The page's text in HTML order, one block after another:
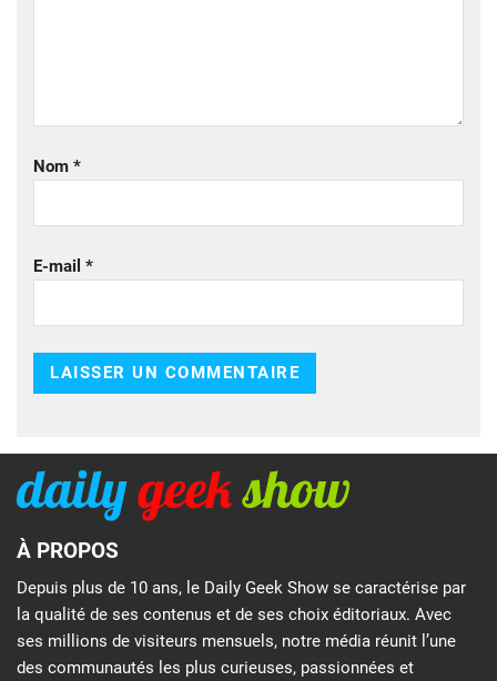
Nom *
E-mail *
À PROPOS
Depuis plus de 10 ans, le Daily Geek Show se caractérise par
la qualité de ses contenus et de ses choix éditoriaux. Avec
ses millions de visiteurs mensuels, notre média réunit l’une
des communautés les plus curieuses, passionnées et